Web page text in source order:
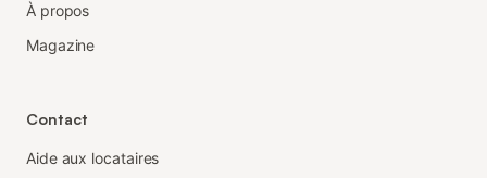
À propos
Magazine
Contact
Aide aux locataires